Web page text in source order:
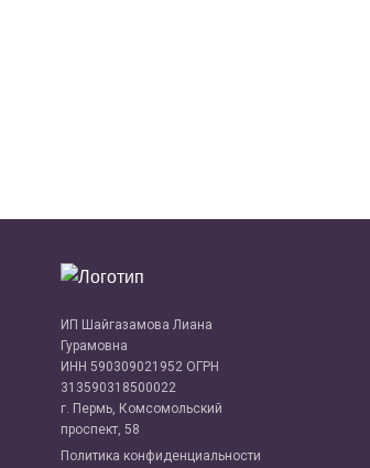
ИП Шайгазамова Лиана
Гурамовна
ИНН 590309021952 ОГРН
313590318500022
г. Пермь, Комсомольский
проспект, 58
Политика конфиденциальности